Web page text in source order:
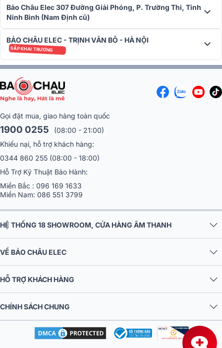
Liên hệBảo Châu Elechoặc hotline1900 0155để được tư vấn chi
tiết cụ thể về cấu hinh này, chắc chắn bạn sẽ không cảm thấy thất
vọng.
Bảo Châu Elec 307 Đường Giải Phóng, P. Trường Thi, Tỉnh
Ninh Bình (Nam Định cũ)
BẢO CHÂU ELEC - TRỊNH VĂN BÔ - HÀ NỘI
SẮP KHAI TRƯƠNG
Gọi đặt mua, giao hàng toàn quốc
1900 0255
(08:00 - 21:00)
Khiếu nại, hỗ trợ khách hàng:
0344 860 255 (08:00 - 18:00)
Hỗ Trợ Kỹ Thuật Bảo Hành:
Miền Bắc : 096 169 1633
Miền Nam: 086 551 3799
HỆ THỐNG 18 SHOWROOM, CỬA HÀNG ÂM THANH
VỀ BẢO CHÂU ELEC
HỖ TRỢ KHÁCH HÀNG
CHÍNH SÁCH CHUNG